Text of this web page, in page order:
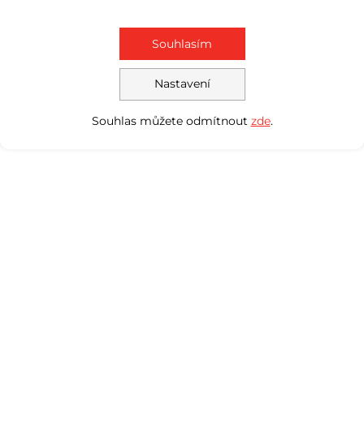
Nastavení
Souhlasím
Souhlas můžete odmítnout zde.